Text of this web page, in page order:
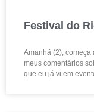
Festival do
Amanhã (2), começa
meus comentários
que eu já vi em